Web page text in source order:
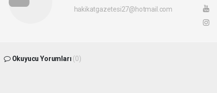
hakikatgazetesi27@hotmail.com
Okuyucu Yorumları (0)